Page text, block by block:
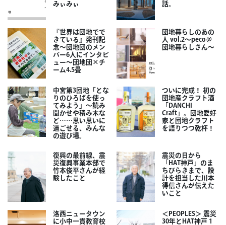
みぃみぃ
話。
『世界は団地でで
きている』発刊記
念～団地団のメン
バー6人にインタビ
ュー～団地団×チ
ーム4.5畳
団地暮らしのあの
人 vol.2～peco＠
団地暮らしさん～
中宮第3団地「とな
りのひろばを使っ
てみよう」～読み
聞かせや積み木な
ど……思い思いに
過ごせる、みんな
の遊び場。
ついに完成！ 初の
団地産クラフト酒
「DANCHI
Craft」。団地愛好
家と団地クラフト
を語りつつ乾杯！
復興の最前線、震
災復興事業本部で
竹本俊平さんが経
験したこと
震災の日から
「HAT神戸」のま
ちびらきまで、設
計を担当した川本
得信さんが伝えた
いこと
洛西ニュータウン
に小中一貫教育校
＜PEOPLES＞ 震災
30年とHAT神戸 1